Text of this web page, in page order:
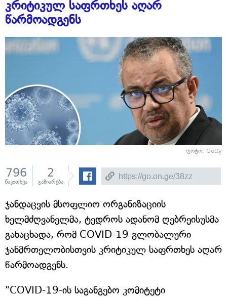
კრიტიკულ საფრთხეს აღარ
წარმოადგენს
ფოტო: Getty
796
წაკითხვა
2
გაზიარება
ჯანდაცვის მსოფლიო ორგანიზაციის
ხელმძღვანელმა, ტედროს ადანომ ღებრეისუსმა
განაცხადა, რომ COVID-19 გლობალური
ჯანმრთელობისთვის კრიტიკულ საფრთხეს აღარ
წარმოადგენს.
"COVID-19-ის საგანგებო კომიტეტი